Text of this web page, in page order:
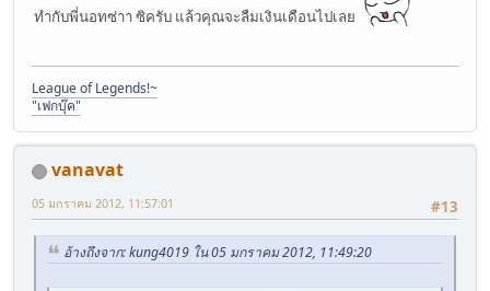
ทำกับพี่นอทซ่าา ซิครับ แล้วคุณจะลืมเงินเดือนไปเลย
League of Legends!~
"เฟกบุ๊ค"
vanavat
#13
05 มกราคม 2012, 11:57:01
อ้างถึงจาก: kung4019 ใน 05 มกราคม 2012, 11:49:20